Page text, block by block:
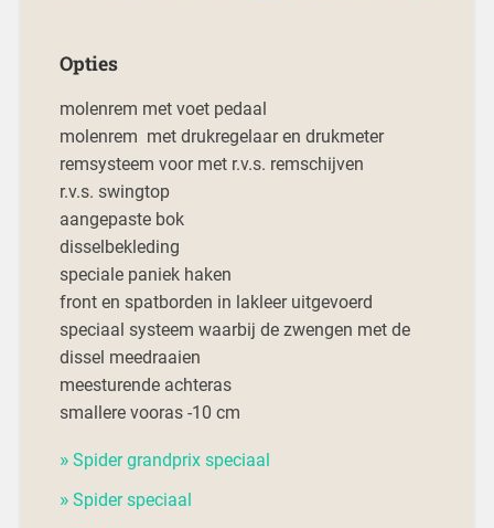
Opties
molenrem met voet pedaal
molenrem met drukregelaar en drukmeter
remsysteem voor met r.v.s. remschijven
r.v.s. swingtop
aangepaste bok
disselbekleding
speciale paniek haken
front en spatborden in lakleer uitgevoerd
speciaal systeem waarbij de zwengen met de
dissel meedraaien
meesturende achteras
smallere vooras -10 cm
Spider grandprix speciaal
Spider speciaal